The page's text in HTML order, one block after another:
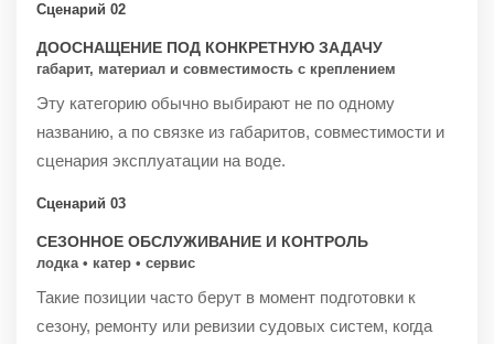
Сценарий 02
ДООСНАЩЕНИЕ ПОД КОНКРЕТНУЮ ЗАДАЧУ
габарит, материал и совместимость с креплением
Эту категорию обычно выбирают не по одному
названию, а по связке из габаритов, совместимости и
сценария эксплуатации на воде.
Сценарий 03
СЕЗОННОЕ ОБСЛУЖИВАНИЕ И КОНТРОЛЬ
лодка • катер • сервис
Такие позиции часто берут в момент подготовки к
сезону, ремонту или ревизии судовых систем, когда